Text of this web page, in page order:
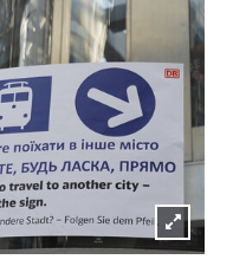
Lightbox